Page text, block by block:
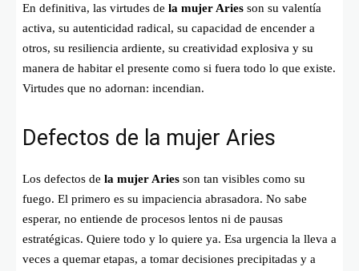
En definitiva, las virtudes de la mujer Aries son su valentía
activa, su autenticidad radical, su capacidad de encender a
otros, su resiliencia ardiente, su creatividad explosiva y su
manera de habitar el presente como si fuera todo lo que existe.
Virtudes que no adornan: incendian.
Defectos de la mujer Aries
Los defectos de la mujer Aries son tan visibles como su
fuego. El primero es su impaciencia abrasadora. No sabe
esperar, no entiende de procesos lentos ni de pausas
estratégicas. Quiere todo y lo quiere ya. Esa urgencia la lleva a
veces a quemar etapas, a tomar decisiones precipitadas y a